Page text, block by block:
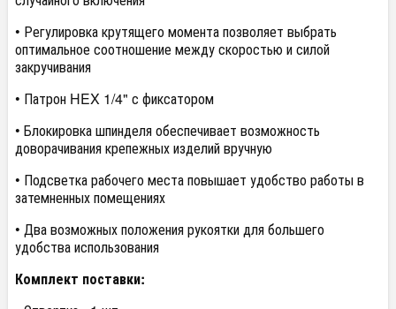
• Регулировка крутящего момента позволяет выбрать
оптимальное соотношение между скоростью и силой
закручивания
• Патрон HEX 1/4" с фиксатором
• Блокировка шпинделя обеспечивает возможность
доворачивания крепежных изделий вручную
• Подсветка рабочего места повышает удобство работы в
затемненных помещениях
• Два возможных положения рукоятки для большего
удобства использования
Комплект поставки: